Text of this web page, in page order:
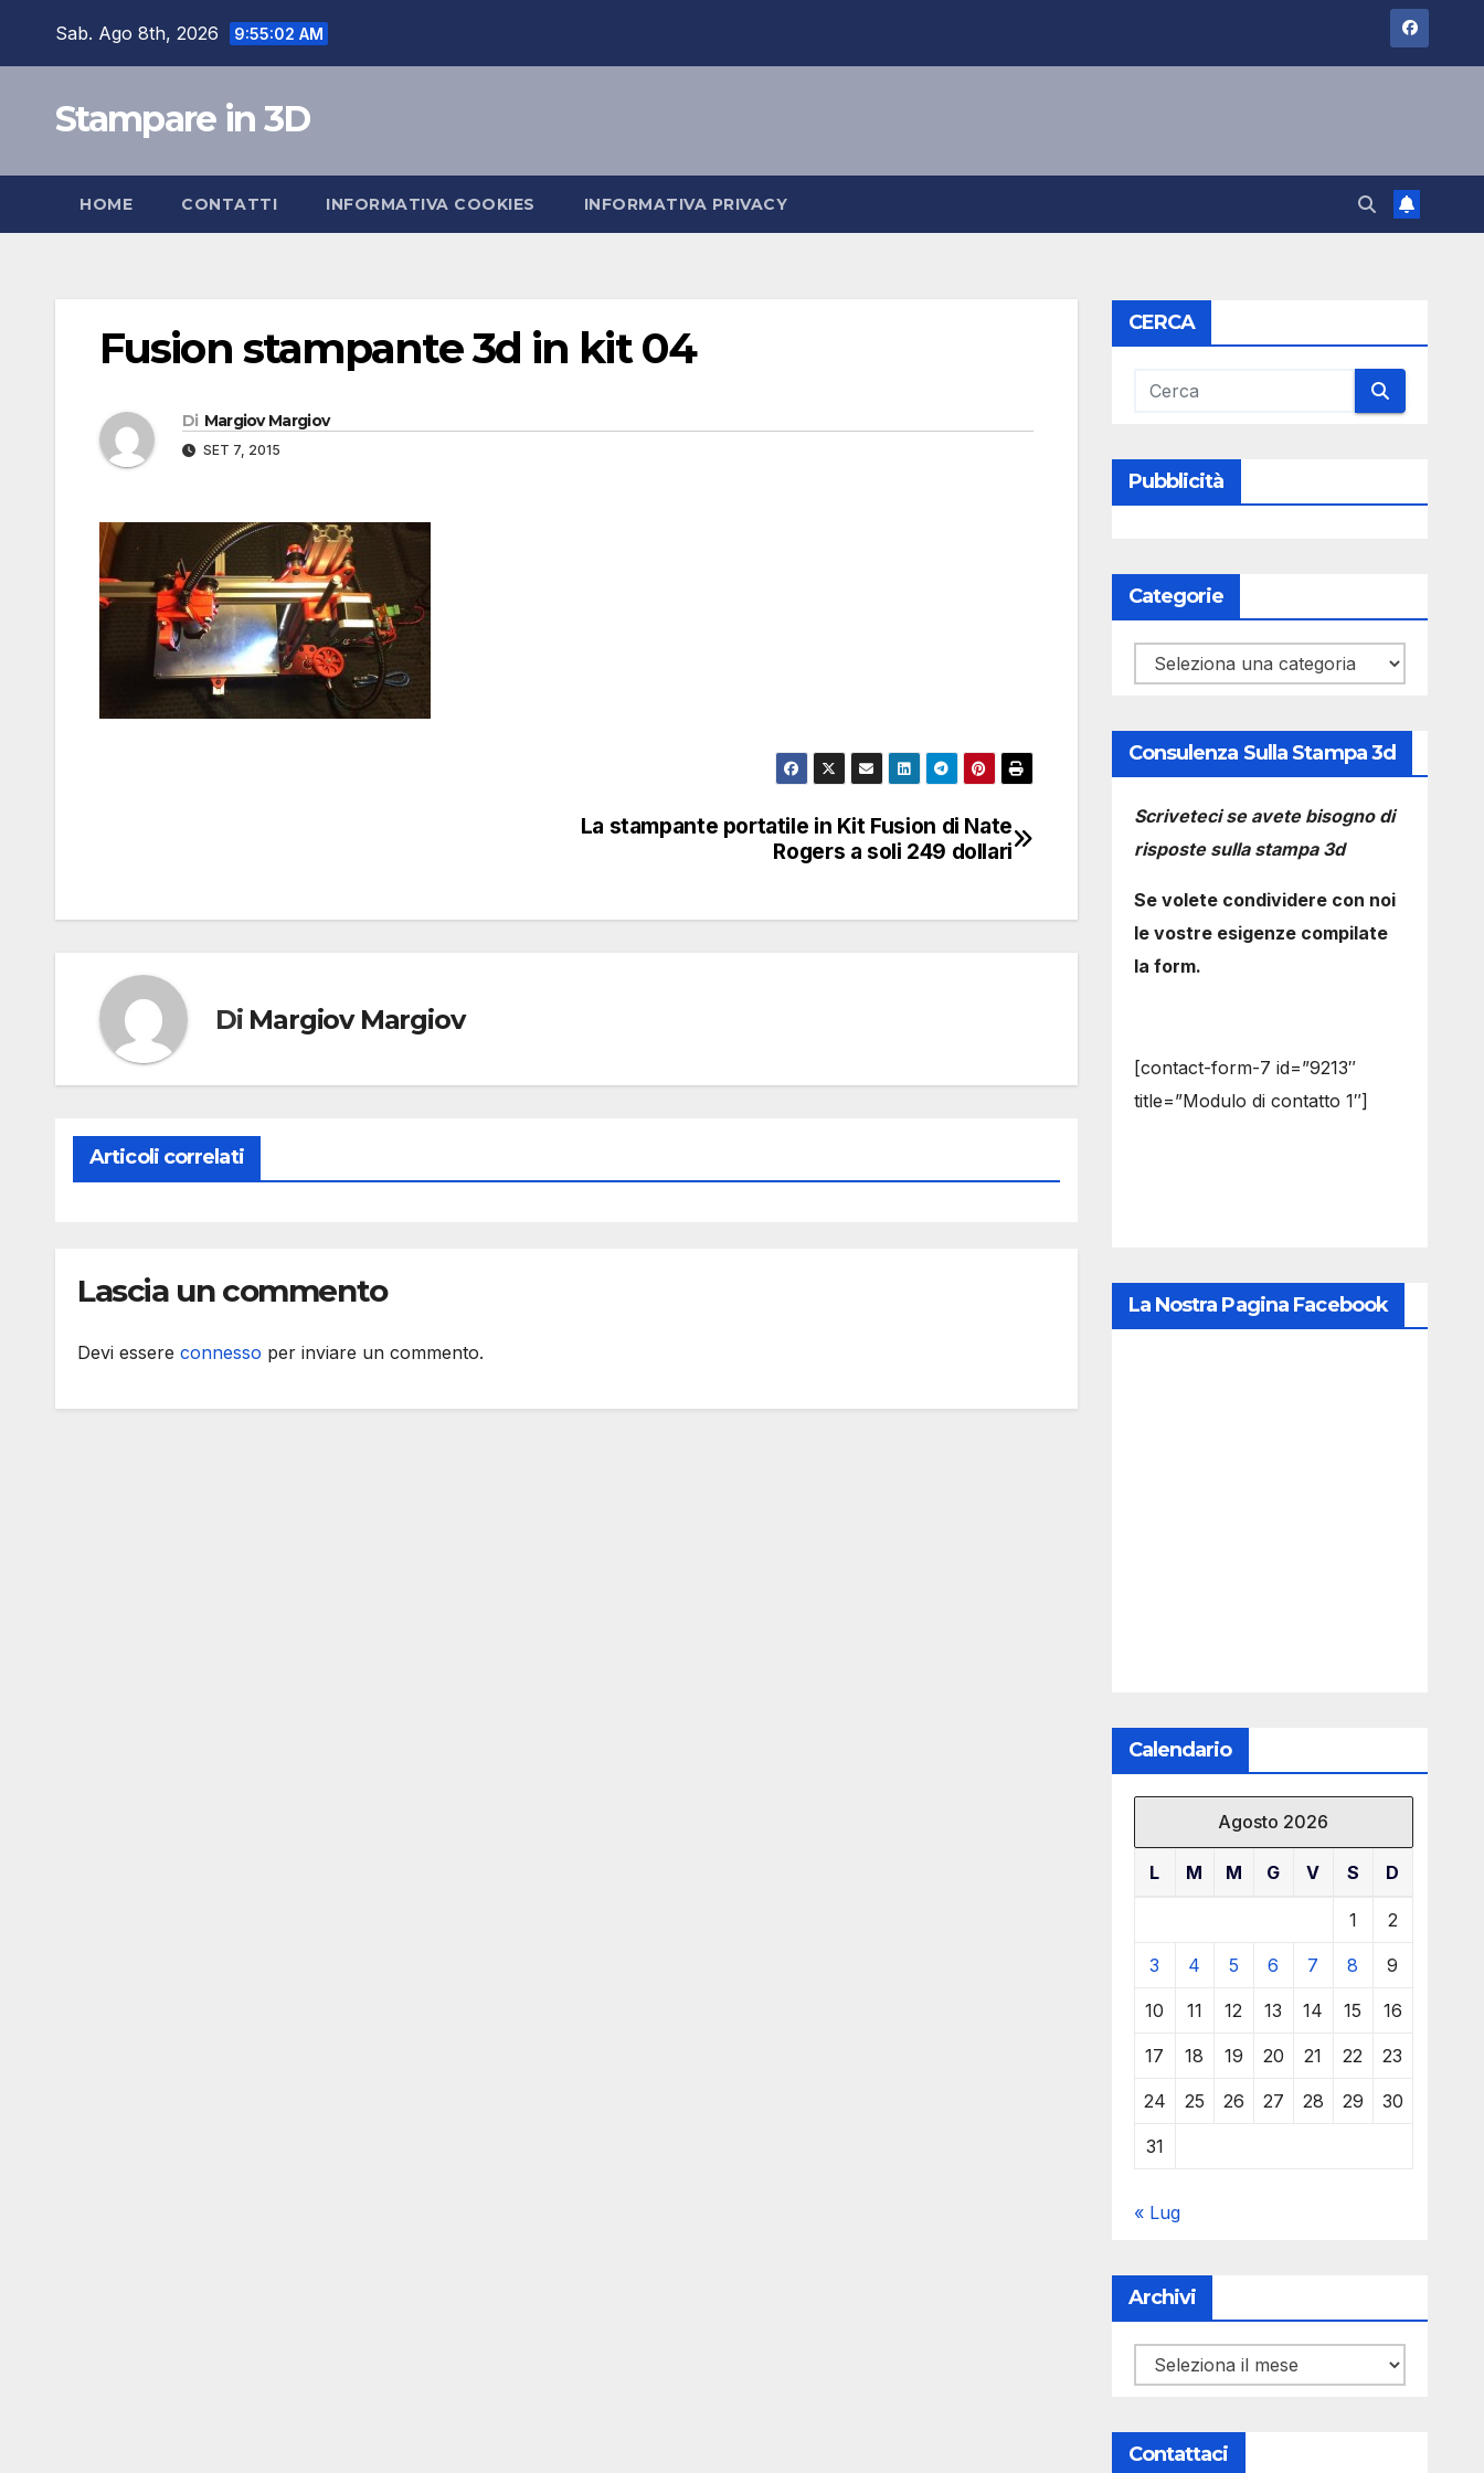
Sab. Ago 8th, 2026 9:55:03 AM
Stampare in 3D
HOME CONTATTI INFORMATIVA COOKIES INFORMATIVA PRIVACY
Fusion stampante 3d in kit 04
Di Margiov Margiov
SET 7, 2015
La stampante portatile in Kit Fusion di Nate
Rogers a soli 249 dollari
Di Margiov Margiov
Articoli correlati
Lascia un commento
Devi essere connesso per inviare un commento.
CERCA
Pubblicità
Categorie
Categorie
Consulenza Sulla Stampa 3d
Scriveteci se avete bisogno di
risposte sulla stampa 3d
Se volete condividere con noi
le vostre esigenze compilate
la form.
[contact-form-7 id=”9213″
title=”Modulo di contatto 1″]
La Nostra Pagina Facebook
Calendario
Agosto 2026
L M M G V S D
1 2
3 4 5 6 7 8 9
10 11 12 13 14 15 16
17 18 19 20 21 22 23
24 25 26 27 28 29 30
31
« Lug
Archivi
Archivi
Contattaci